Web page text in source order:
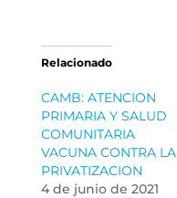
Relacionado
CAMB: ATENCION
PRIMARIA Y SALUD
COMUNITARIA
VACUNA CONTRA LA
PRIVATIZACION
4 de junio de 2021